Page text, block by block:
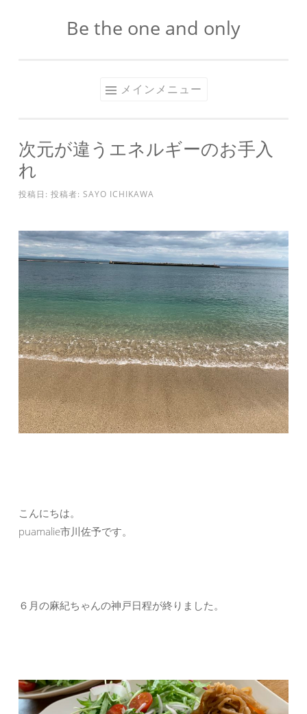
ス
キ
ッ
プ
Be the one and only
メインメニュー
次元が違うエネルギーのお手入
れ
投稿日: 投稿者: SAYO ICHIKAWA
こんにちは。
puamalie市川佐予です。
６月の麻紀ちゃんの神戸日程が終りました。